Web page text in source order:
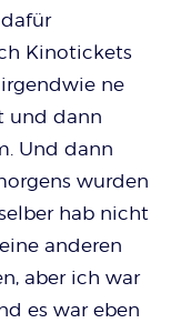
Kinotickets
ne
und dann
Und dann
wurden
hab nicht
anderen
aber ich war
es war eben